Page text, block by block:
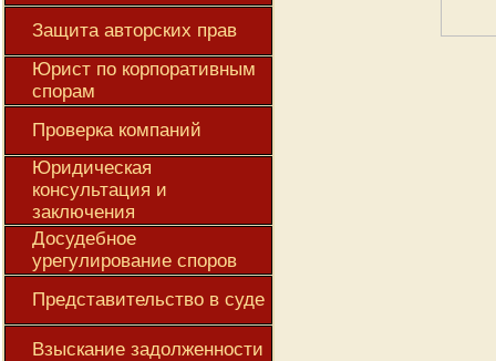
Защита авторских прав
Юрист по корпоративным
спорам
Проверка компаний
Юридическая
консультация и
заключения
Досудебное
урегулирование споров
Представительство в суде
Взыскание задолженности